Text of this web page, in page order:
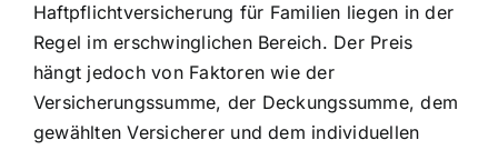
Haftpflichtversicherung für Familien liegen in der
Regel im erschwinglichen Bereich. Der Preis
hängt jedoch von Faktoren wie der
Versicherungssumme, der Deckungssumme, dem
gewählten Versicherer und dem individuellen